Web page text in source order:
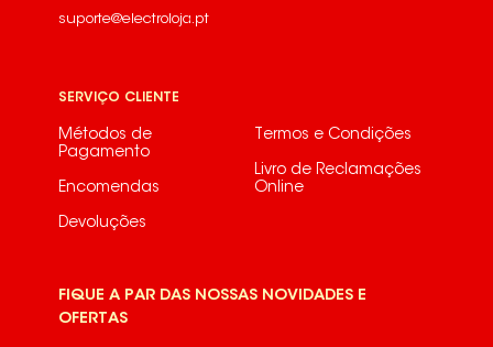
suporte@electroloja.pt
SERVIÇO CLIENTE
Métodos de
Pagamento
Encomendas
Devoluções
Termos e Condições
Livro de Reclamações
Online
FIQUE A PAR DAS NOSSAS NOVIDADES E
OFERTAS